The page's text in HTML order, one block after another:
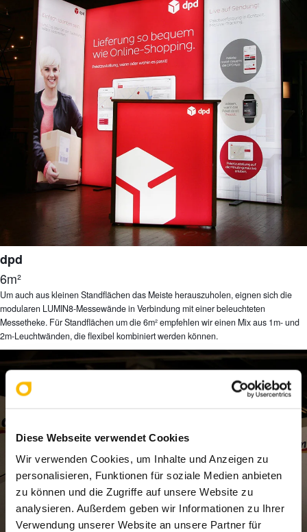
Diese Webseite verwendet Cookies
Wir verwenden Cookies, um Inhalte und Anzeigen zu
personalisieren, Funktionen für soziale Medien anbieten
zu können und die Zugriffe auf unsere Website zu
analysieren. Außerdem geben wir Informationen zu Ihrer
Verwendung unserer Website an unsere Partner für
dpd
6m²
Um auch aus kleinen Standflächen das Meiste herauszuholen, eignen sich die
modularen LUMIN8-Messewände in Verbindung mit einer beleuchteten
Messetheke. Für Standflächen um die 6m² empfehlen wir einen Mix aus 1m- und
2m-Leuchtwänden, die flexibel kombiniert werden können.